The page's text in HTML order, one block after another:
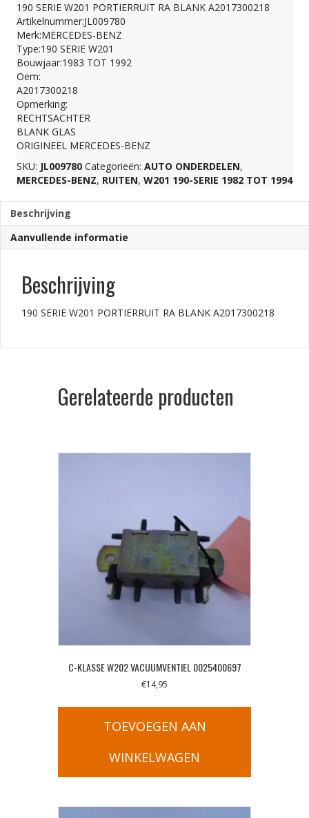
PORTIERRUIT
RA
BLANK
A2017300218
aantal
190 SERIE W201 PORTIERRUIT RA BLANK A2017300218
Artikelnummer:JL009780
Merk:MERCEDES-BENZ
Type:190 SERIE W201
Bouwjaar:1983 TOT 1992
Oem:
A2017300218
Opmerking:
RECHTSACHTER
BLANK GLAS
ORIGINEEL MERCEDES-BENZ
SKU: JL009780 Categorieën: AUTO ONDERDELEN,
MERCEDES-BENZ, RUITEN, W201 190-SERIE 1982 TOT 1994
Beschrijving
Aanvullende informatie
Beschrijving
190 SERIE W201 PORTIERRUIT RA BLANK A2017300218
Gerelateerde producten
C-KLASSE W202 VACUUMVENTIEL 0025400697
€14,95
TOEVOEGEN AAN
WINKELWAGEN